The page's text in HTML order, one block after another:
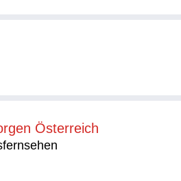
Österreich